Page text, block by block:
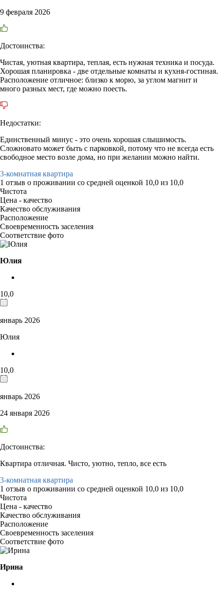
9 февраля 2026
Достоинства:
Чистая, уютная квартира, теплая, есть нужная техника и посуда.
Хорошая планировка - две отдельные комнаты и кухня-гостиная.
Расположение отличное: близко к морю, за углом магнит и
много разных мест, где можно поесть.
Недостатки:
Единственный минус - это очень хорошая слышимость.
Сложновато может быть с парковкой, потому что не всегда есть
свободное место возле дома, но при желании можно найти.
3-комнатная квартира
1 отзыв о проживании со средней оценкой 10,0 из 10,0
Чистота
Цена - качество
Качество обслуживания
Расположение
Своевременность заселения
Соответствие фото
Юлия
10,0
январь 2026
Юлия
10,0
январь 2026
24 января 2026
Достоинства:
Квартира отличная. Чисто, уютно, тепло, все есть
3-комнатная квартира
1 отзыв о проживании со средней оценкой 10,0 из 10,0
Чистота
Цена - качество
Качество обслуживания
Расположение
Своевременность заселения
Соответствие фото
Ирина